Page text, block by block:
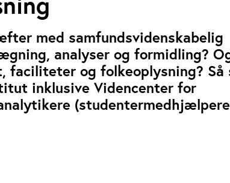
med samfundsvidenskabelig
analyser og formidling?
og folkeoplysning? Så
inklusive Videncenter for